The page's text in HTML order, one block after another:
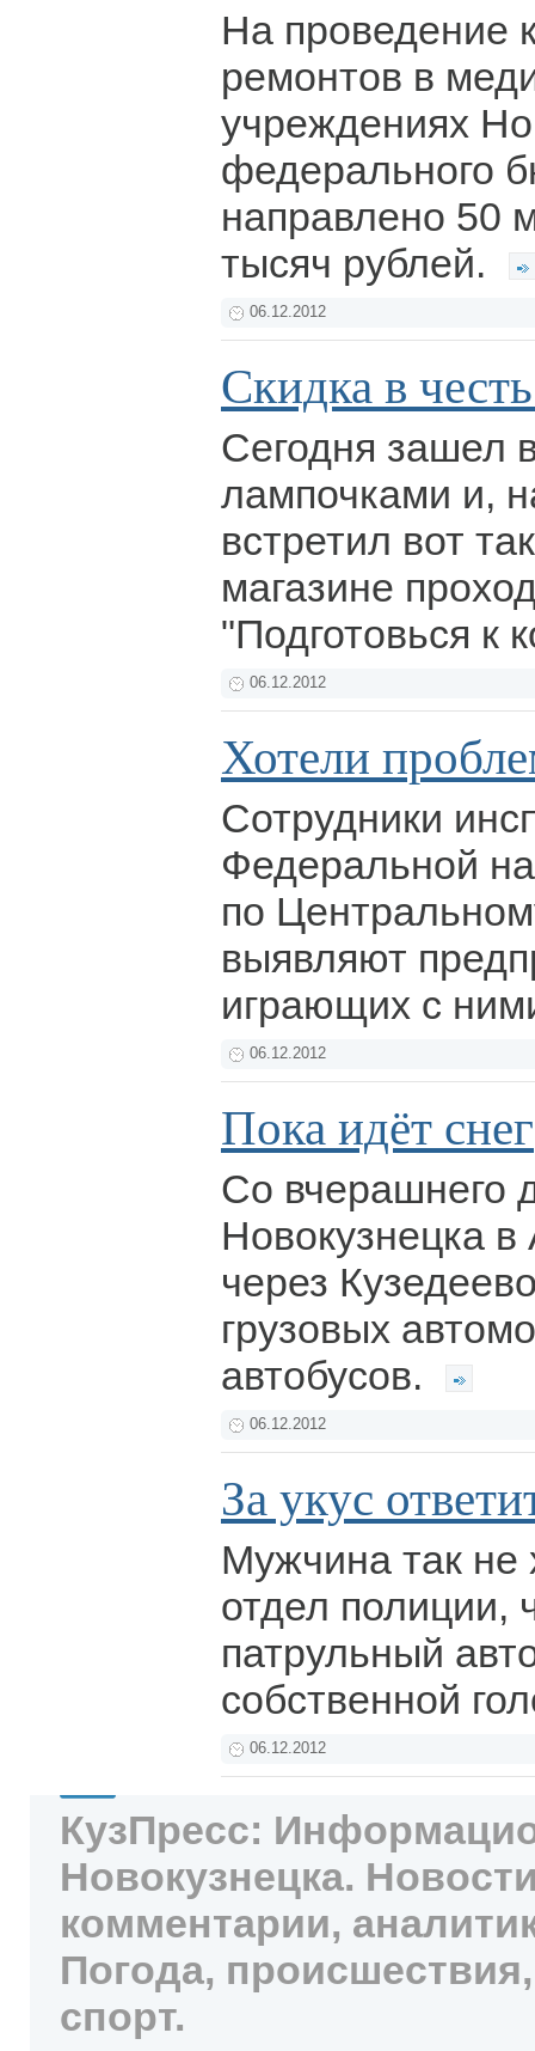
На проведение
ремонтов в
учреждениях
федерального
направлено 50
тысяч рублей.
06.12.2012
Скидка в
Сегодня зашел
лампочками и,
встретил вот
магазине
"Подготовься к
06.12.2012
Хотели
Сотрудники
Федеральной
по
выявляют
играющих с
06.12.2012
Пока идёт снег
Со вчерашнего
Новокузнецка в
через
грузовых
автобусов.
06.12.2012
За укус
Мужчина так не
отдел полиции,
патрульный
собственной
06.12.2012
КузПресс:
Новокузнецка.
комментарии,
Погода,
спорт.